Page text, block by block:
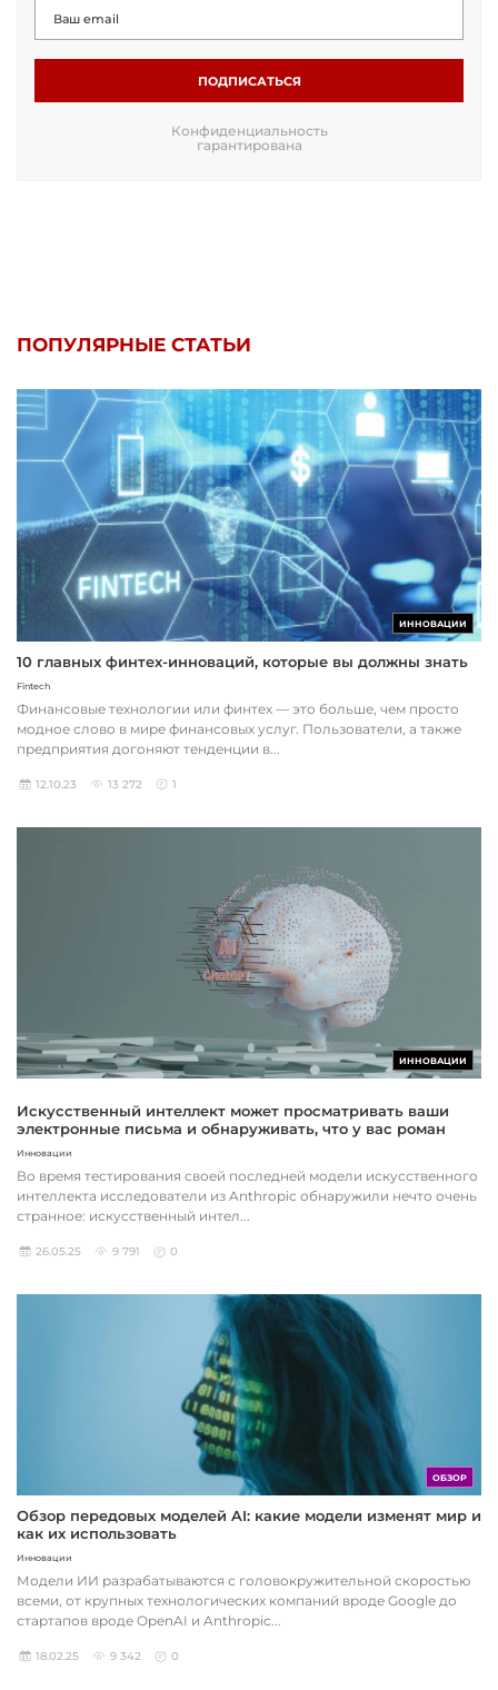
ПОДПИСАТЬСЯ
Конфиденциальность
гарантирована
ПОПУЛЯРНЫЕ СТАТЬИ
ИННОВАЦИИ
10 главных финтех-инноваций, которые вы должны знать
Fintech
Финансовые технологии или финтех — это больше, чем просто
модное слово в мире финансовых услуг. Пользователи, а также
предприятия догоняют тенденции в...
12.10.23 13 272 1
ИННОВАЦИИ
Искусственный интеллект может просматривать ваши
электронные письма и обнаруживать, что у вас роман
Инновации
Во время тестирования своей последней модели искусственного
интеллекта исследователи из Anthropic обнаружили нечто очень
странное: искусственный интел...
26.05.25 9 791 0
ОБЗОР
Обзор передовых моделей AI: какие модели изменят мир и
как их использовать
Инновации
Модели ИИ разрабатываются с головокружительной скоростью
всеми, от крупных технологических компаний вроде Google до
стартапов вроде OpenAI и Anthropic...
18.02.25 9 342 0